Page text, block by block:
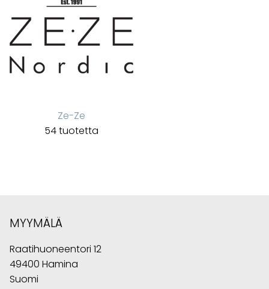
Ze-Ze
54 tuotetta
MYYMÄLÄ
Raatihuoneentori 12
49400 Hamina
Suomi